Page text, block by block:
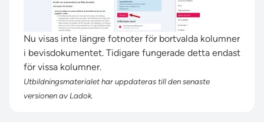
Nu visas inte längre fotnoter för bortvalda kolumner
i bevisdokumentet. Tidigare fungerade detta endast
för vissa kolumner.
Utbildningsmaterialet har uppdateras till den senaste
versionen av Ladok.